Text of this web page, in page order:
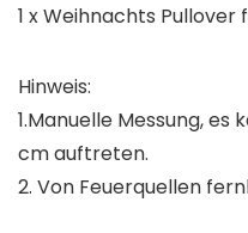
1 x Weihnachts Pullover
Hinweis:
1.Manuelle Messung, es
cm auftreten.
2. Von Feuerquellen